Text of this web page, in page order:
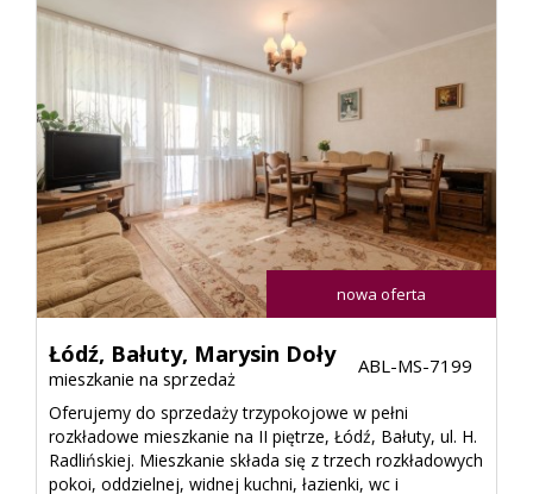
nowa oferta
Łódź, Bałuty, Marysin Doły
mieszkanie na sprzedaż
ABL-MS-7199
Oferujemy do sprzedaży trzypokojowe w pełni
rozkładowe mieszkanie na II piętrze, Łódź, Bałuty, ul. H.
Radlińskiej. Mieszkanie składa się z trzech rozkładowych
pokoi, oddzielnej, widnej kuchni, łazienki, wc i